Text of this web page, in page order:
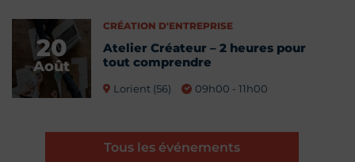
20
Août
CRÉATION D'ENTREPRISE
Atelier Créateur – 2 heures pour
tout comprendre
Lorient (56) 09h00 - 11h00
Tous les événements